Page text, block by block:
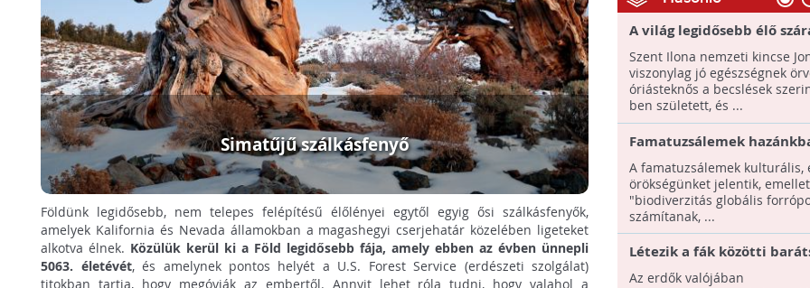
Simatűjű szálkásfenyő
Földünk legidősebb, nem telepes felépítésű élőlényei egytől egyig ősi szálkásfenyők,
amelyek Kalifornia és Nevada államokban a magashegyi cserjehatár közelében ligeteket
alkotva élnek. Közülük kerül ki a Föld legidősebb fája, amely ebben az évben ünnepli
5063. életévét, és amelynek pontos helyét a U.S. Forest Service (erdészeti szolgálat)
titokban tartja, hogy megóvják az embertől. Annyit lehet róla tudni, hogy valahol a
A világ legidősebb élő
állata 191. születésnapját
ünnepelte!
Szent Ilona nemzeti kincse
viszonylag jó egészségnek
óriásteknős a becslések
ben született, és ...
Famatuzsálemek
Átfogó felmérés készült
A famatuzsálemek kulturális,
örökségünket jelentik,
"biodiverzitás globális
számítanak, ...
Létezik a fák közötti
sokszor együtt is halnak
Az erdők valójában